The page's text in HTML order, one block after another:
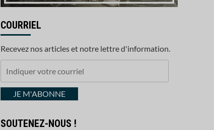
COURRIEL
Recevez nos articles et notre lettre d'information.
courrielJE M'ABONNE
SOUTENEZ-NOUS !